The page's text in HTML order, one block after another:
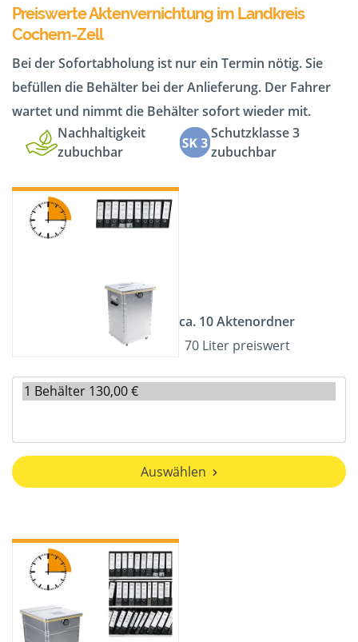
Preiswerte Aktenvernichtung im Landkreis
Cochem-Zell
Bei der Sofortabholung ist nur ein Termin nötig. Sie
befüllen die Behälter bei der Anlieferung. Der Fahrer
wartet und nimmt die Behälter sofort wieder mit.
Nachhaltigkeit
zubuchbar
Schutzklasse 3
zubuchbar
ca. 10 Aktenordner
70 Liter preiswert
Auswählen